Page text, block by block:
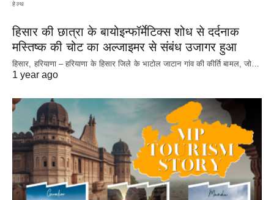
हेल्थ
हिसार की छात्रा के बायोइन्फॉर्मेटिक्स शोध से दर्दनाक
मस्तिष्क की चोट का अल्जाइमर से संबंध उजागर हुआ
हिसार, हरियाणा – हरियाणा के हिसार जिले के भाटोल जाटान गांव की कीर्ति बामल, जो…
1 year ago